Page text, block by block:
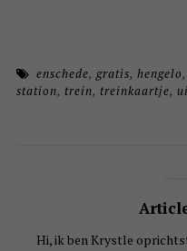
enschede,gratis,hengelo
station, trein, treinkaartje,
Hi, ik ben Krystle